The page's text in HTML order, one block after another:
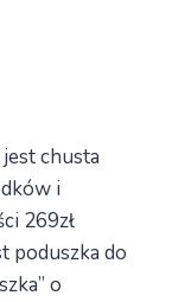
chusta
i
269zł
poduszka do
o